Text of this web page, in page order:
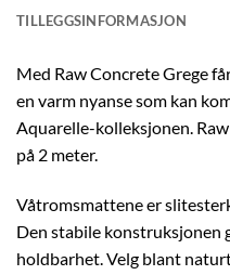
TILLEGGSINFORMASJON
Med Raw Concrete Grege
en varm nyanse som kan
Aquarelle-kolleksjonen.
på 2 meter.
Våtromsmattene er
Den stabile konstruksjonen
holdbarhet. Velg blant